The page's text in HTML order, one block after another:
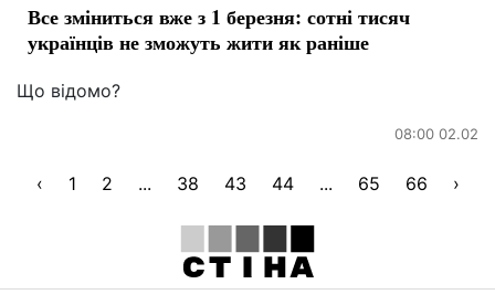
Все зміниться вже з 1 березня: сотні тисяч
українців не зможуть жити як раніше
Що відомо?
08:00 02.02
‹ 1 2 ... 38 43 44 ... 65 66 ›